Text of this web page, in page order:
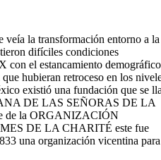
veía la transformación entorno a la
difíciles condiciones
con el estancamiento
hubieran retroceso en los
existió una fundación que se
DE LAS SEÑORAS DE LA
de la ORGANIZACIÓN
DE LA CHARITÉ este fue
una organización vicentina para